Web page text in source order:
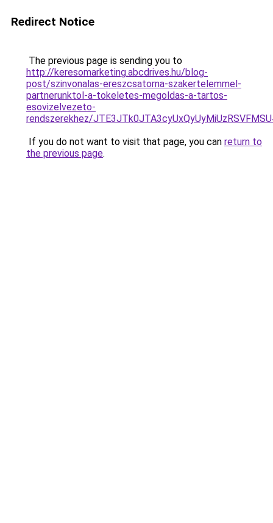
Redirect Notice
The previous page is sending you to
http://keresomarketing.abcdrives.hu/blog-
post/szinvonalas-ereszcsatorna-szakertelemmel-
partnerunktol-a-tokeletes-megoldas-a-tartos-
esovizelvezeto-
rendszerekhez/
If you do not want to visit that page, you can return to
the previous page.